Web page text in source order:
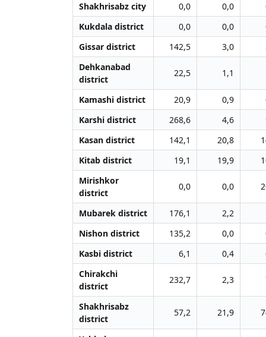
Shakhrisabz city
0,0 0,0
Kukdala district
0,0 0,0
Gissar district
142,5 3,0
Dehkanabad
district
22,5 1,1
Kamashi district 20,9 0,9
Karshi district
268,6 4,6
Kasan district
142,1 20,8
Kitab district
19,1 19,9
Mirishkor
district
0,0 0,0
Mubarek district 176,1 2,2
Nishon district
135,2 0,0
Kasbi district
6,1 0,4
Chirakchi
district
232,7 2,3
Shakhrisabz
district
57,2 21,9